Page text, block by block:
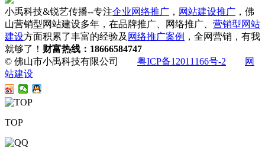
小禹科技&锐艺传播--专注企业网络推广 ， 网站建设推广 ，佛
山营销型网站建设多年，在品牌推广、网络推广、 营销型网站
建设方面积累了丰富的经验及 网络推广案例 ，全网营销，有我
就够了！ 财富热线：18666584747
© 佛山市小禹科技有限公司 粤ICP备12011166号-2
网
站建设
TOP